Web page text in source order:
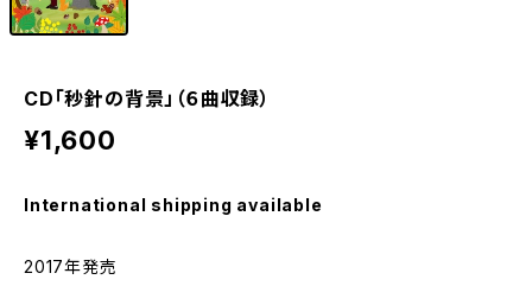
CD「秒針の背景」（６曲収録）
¥1,600
International shipping available
2017年発売